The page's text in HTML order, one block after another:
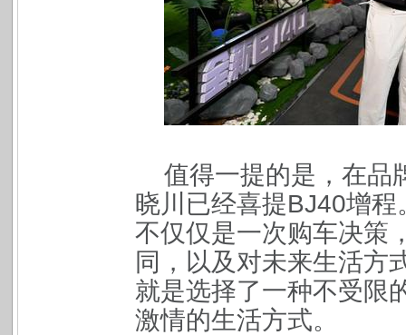
值得一提的是，在品
晓川已经喜提BJ40增
不仅仅是一次购车决策
同，以及对未来生活方
就是选择了一种不受
激情的生活方式。